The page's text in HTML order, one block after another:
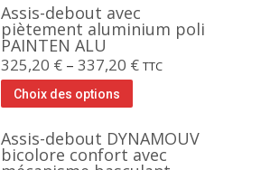
Assis-debout avec
piètement aluminium poli
PAINTEN ALU
325,20 € – 337,20 € TTC
Choix des options
Assis-debout DYNAMOUV
bicolore confort avec